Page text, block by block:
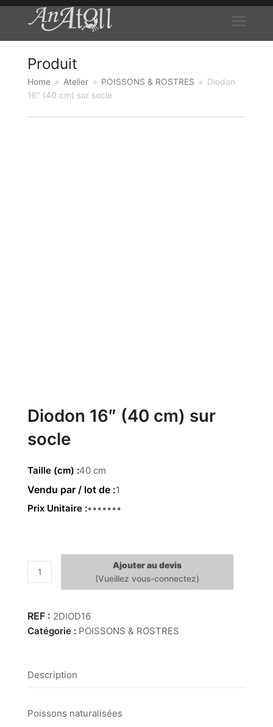
Produit
Home » Atelier » POISSONS & ROSTRES » Diodon
16″ (40 cm) sur socle
Diodon 16″ (40 cm) sur
socle
Taille (cm) 40 cm
1
Prix Unitaire 48.00 €
quantité
de
16"
(40
socle
Ajouter au devis
2DIOD16
Catégorie : POISSONS & ROSTRES
Description
Poissons naturalisées